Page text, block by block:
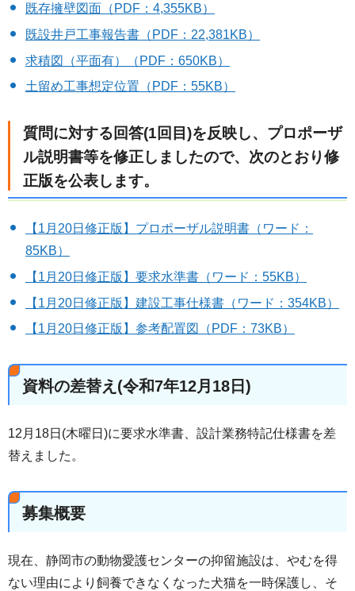
既存擁壁図面（PDF：4,355KB）
既設井戸工事報告書（PDF：22,381KB）
求積図（平面有）（PDF：650KB）
土留め工事想定位置（PDF：55KB）
質問に対する回答(1回目)を反映し、プロポーザ
ル説明書等を修正しましたので、次のとおり修
正版を公表します。
【1月20日修正版】プロポーザル説明書（ワード：
85KB）
【1月20日修正版】要求水準書（ワード：55KB）
【1月20日修正版】建設工事仕様書（ワード：354KB）
【1月20日修正版】参考配置図（PDF：73KB）
資料の差替え(令和7年12月18日)
12月18日(木曜日)に要求水準書、設計業務特記仕様書を差
替えました。
募集概要
現在、静岡市の動物愛護センターの抑留施設は、やむを得
ない理由により飼養できなくなった犬猫を一時保護し、そ